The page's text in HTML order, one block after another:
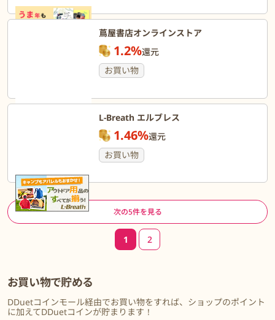
蔦屋書店オンラインストア
1.2%還元
お買い物
L-Breath エルブレス
1.46%還元
お買い物
ページ送り
次の5件を見る
1 2
お買い物で貯める
DDuetコインモール経由でお買い物をすれば、ショップのポイント
に加えてDDuetコインが貯まります！